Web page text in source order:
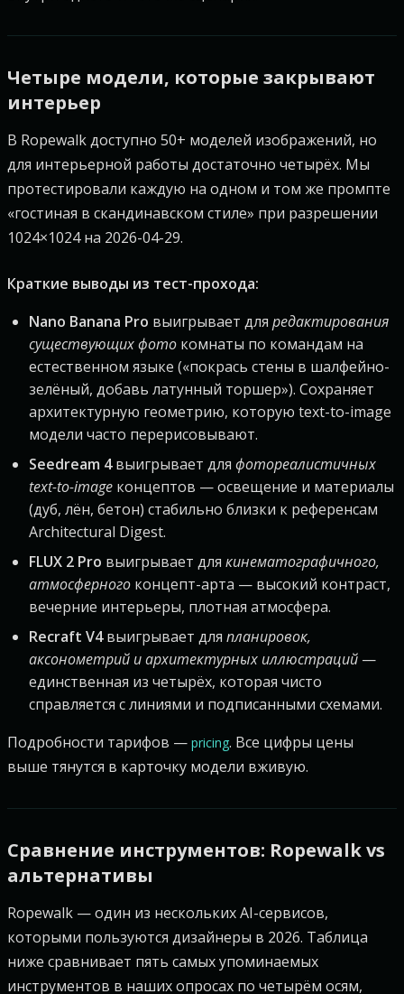
Четыре модели, которые закрывают
интерьер
В Ropewalk доступно 50+ моделей изображений, но
для интерьерной работы достаточно четырёх. Мы
протестировали каждую на одном и том же промпте
«гостиная в скандинавском стиле» при разрешении
1024×1024 на 2026-04-29.
Краткие выводы из тест-прохода:
Nano Banana Pro выигрывает для редактирования
существующих фото комнаты по командам на
естественном языке («покрась стены в шалфейно-
зелёный, добавь латунный торшер»). Сохраняет
архитектурную геометрию, которую text-to-image
модели часто перерисовывают.
Seedream 4выигрывает для фотореалистичных
text-to-image концептов — освещение и материалы
(дуб, лён, бетон) стабильно близки к референсам
Architectural Digest.
FLUX 2 Pro выигрывает для кинематографичного,
атмосферного концепт-арта — высокий контраст,
вечерние интерьеры, плотная атмосфера.
Recraft V4выигрывает для планировок,
аксонометрий и архитектурных иллюстраций —
единственная из четырёх, которая чисто
справляется с линиями и подписанными схемами.
Подробности тарифов — pricing. Все цифры цены
выше тянутся в карточку модели вживую.
Сравнение инструментов: Ropewalk vs
альтернативы
Ropewalk — один из нескольких AI-сервисов,
которыми пользуются дизайнеры в 2026. Таблица
ниже сравнивает пять самых упоминаемых
инструментов в наших опросах по четырём осям,